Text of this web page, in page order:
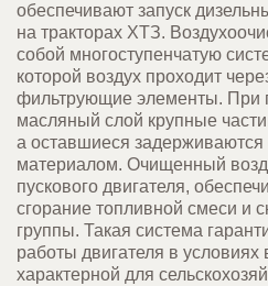
обеспечивают запуск
на тракторах ХТЗ.
собой многоступенчатую
которой воздух проходит
фильтрующие элементы. При
масляный слой крупные
а оставшиеся
материалом. Очищенный
пускового двигателя,
сгорание топливной смеси и
группы. Такая система
работы двигателя в
характерной для